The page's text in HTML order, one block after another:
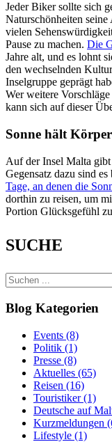
Jeder Biker sollte sich
Naturschönheiten
vielen
Pause zu machen. Die
Jahre alt, und es lohnt
den wechselnden
Inselgruppe geprägt
Wer weitere
kann sich auf dieser
Sonne hält
Auf der Insel Malta gibt
Gegensatz dazu sind
Tage, an denen die
dorthin zu reisen, um
Portion Glücksgefühl
SUCHE
Blog Kategorien
Events (8)
Politik (1)
Presse (8)
Aktuelles (65)
Reisen (16)
Touristiker (1)
Deutsche auf
Kurzmeldungen
Lifestyle (1)